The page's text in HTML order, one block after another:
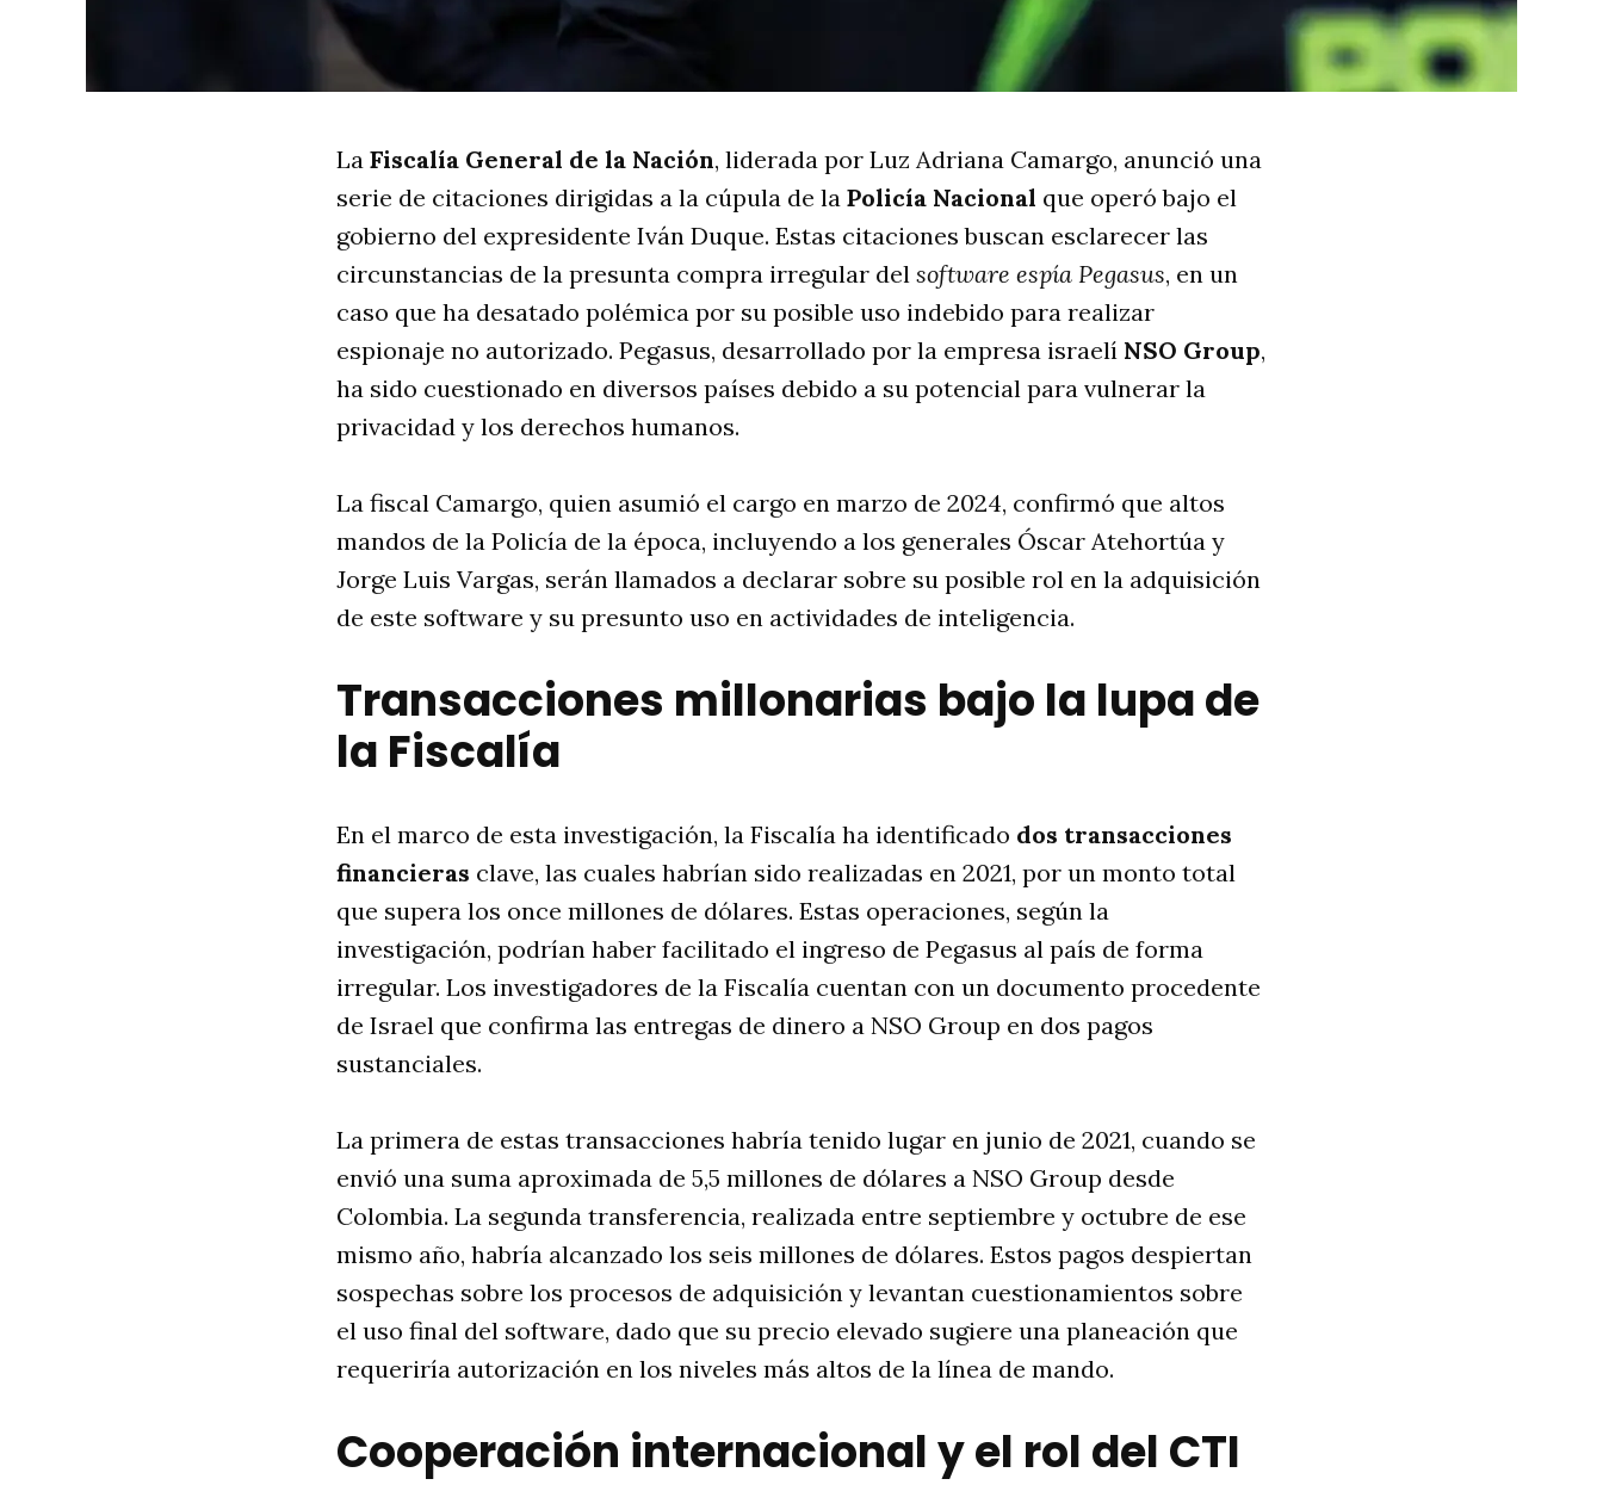
La Fiscalía General de la Nación, liderada por Luz Adriana Camargo, anunció una
serie de citaciones dirigidas a la cúpula de la Policía Nacional que operó bajo el
gobierno del expresidente Iván Duque. Estas citaciones buscan esclarecer las
circunstancias de la presunta compra irregular del software espía Pegasus, en un
caso que ha desatado polémica por su posible uso indebido para realizar
espionaje no autorizado. Pegasus, desarrollado por la empresa israelí NSO Group,
ha sido cuestionado en diversos países debido a su potencial para vulnerar la
privacidad y los derechos humanos.
La fiscal Camargo, quien asumió el cargo en marzo de 2024, confirmó que altos
mandos de la Policía de la época, incluyendo a los generales Óscar Atehortúa y
Jorge Luis Vargas, serán llamados a declarar sobre su posible rol en la adquisición
de este software y su presunto uso en actividades de inteligencia.
Transacciones millonarias bajo la lupa de
la Fiscalía
En el marco de esta investigación, la Fiscalía ha identificado dos transacciones
financieras clave, las cuales habrían sido realizadas en 2021, por un monto total
que supera los once millones de dólares. Estas operaciones, según la
investigación, podrían haber facilitado el ingreso de Pegasus al país de forma
irregular. Los investigadores de la Fiscalía cuentan con un documento procedente
de Israel que confirma las entregas de dinero a NSO Group en dos pagos
sustanciales.
La primera de estas transacciones habría tenido lugar en junio de 2021, cuando se
envió una suma aproximada de 5,5 millones de dólares a NSO Group desde
Colombia. La segunda transferencia, realizada entre septiembre y octubre de ese
mismo año, habría alcanzado los seis millones de dólares. Estos pagos despiertan
sospechas sobre los procesos de adquisición y levantan cuestionamientos sobre
el uso final del software, dado que su precio elevado sugiere una planeación que
requeriría autorización en los niveles más altos de la línea de mando.
Cooperación internacional y el rol del CTI